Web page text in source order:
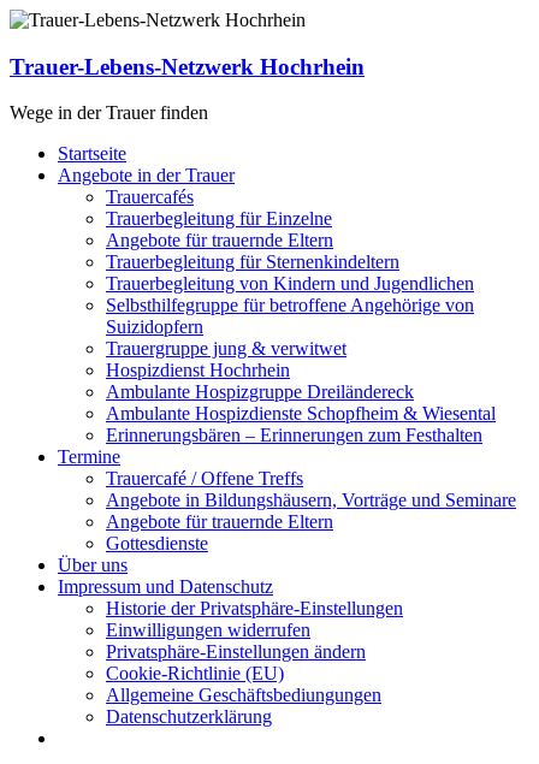
Zum
springen
Trauer-Lebens-Netzwerk Hochrhein
Wege in der Trauer finden
Menü
Startseite
Angebote in der Trauer
Trauercafés
Trauerbegleitung für Einzelne
Angebote für trauernde Eltern
Trauerbegleitung für Sternenkindeltern
Trauerbegleitung von Kindern und Jugendlichen
Selbsthilfegruppe für betroffene Angehörige von
Suizidopfern
Trauergruppe jung & verwitwet
Hospizdienst Hochrhein
Ambulante Hospizgruppe Dreiländereck
Ambulante Hospizdienste Schopfheim & Wiesental
Erinnerungsbären – Erinnerungen zum Festhalten
Termine
Trauercafé / Offene Treffs
Angebote in Bildungshäusern, Vorträge und Seminare
Angebote für trauernde Eltern
Gottesdienste
Über uns
Impressum und Datenschutz
Historie der Privatsphäre-Einstellungen
Einwilligungen widerrufen
Privatsphäre-Einstellungen ändern
Cookie-Richtlinie (EU)
Allgemeine Geschäftsbediungungen
Datenschutzerklärung